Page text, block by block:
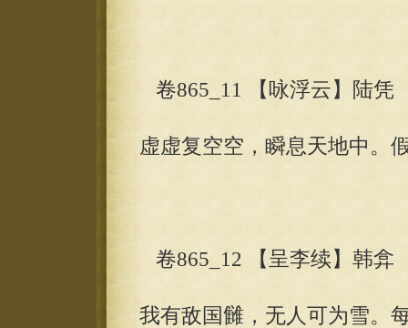
卷865_11 【咏浮云】陆凭
虚虚复空空，瞬息天地中。
卷865_12 【呈李续】韩弇
我有敌国雠，无人可为雪。